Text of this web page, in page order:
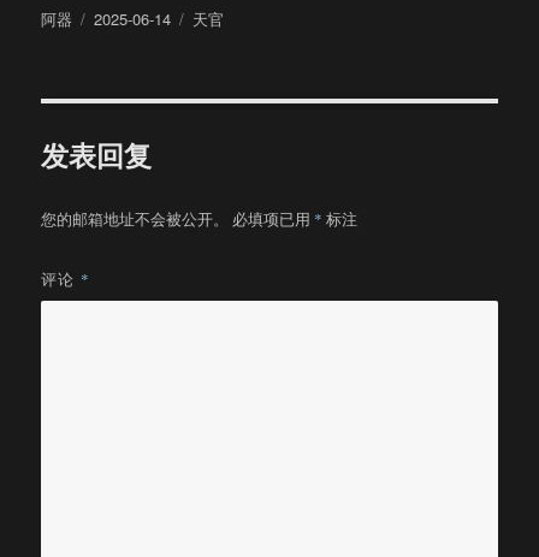
作
阿器
发
2025-06-14
分
天官
发表回复
您的邮箱地址不会被公开。 必填项已用 * 标注
评论 *